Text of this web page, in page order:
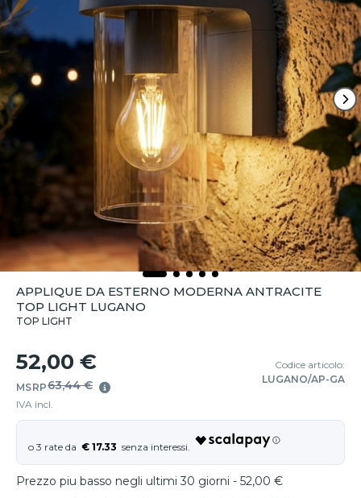
APPLIQUE DA ESTERNO MODERNA ANTRACITE
TOP LIGHT LUGANO
TOP LIGHT
52,00 €
MSRP63,44 €
IVA incl.
Codice articolo:
LUGANO/AP-GA
€ 17.33
Prezzo piu basso negli ultimi 30 giorni - 52,00 €